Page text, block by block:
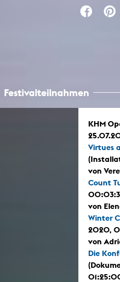
Festivalteilnahmen
KHM
Virtues
von
Count
von
Winter
2020,
von
Die